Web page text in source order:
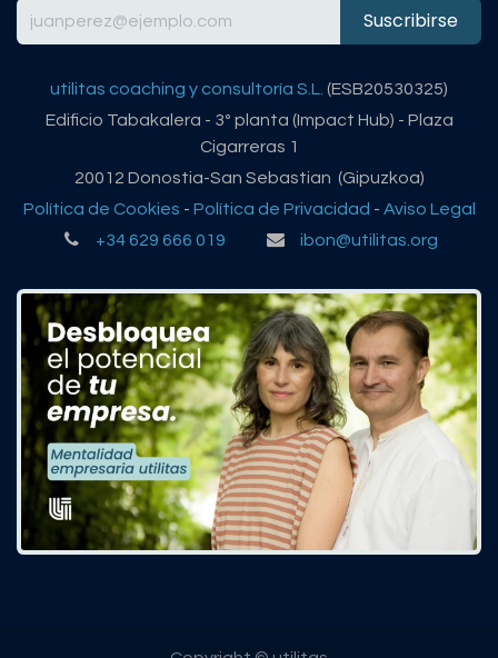
Suscribirse
utilitas coaching y consultoría S.L. (ESB20530325)
Edificio Tabakalera - 3º planta (Impact Hub) - Plaza
Cigarreras 1
20012 Donostia-San Sebastian (Gipuzkoa)
Política de Cookies - Política de Privacidad - Aviso Legal
+34 629 666 019
ibon@utilitas.org